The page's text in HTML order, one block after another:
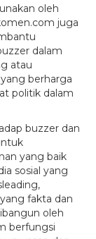
oleh
juga
dalam
atau
berharga
politik dalam
buzzer dan
yang baik
sosial yang
fakta dan
oleh
berfungsi